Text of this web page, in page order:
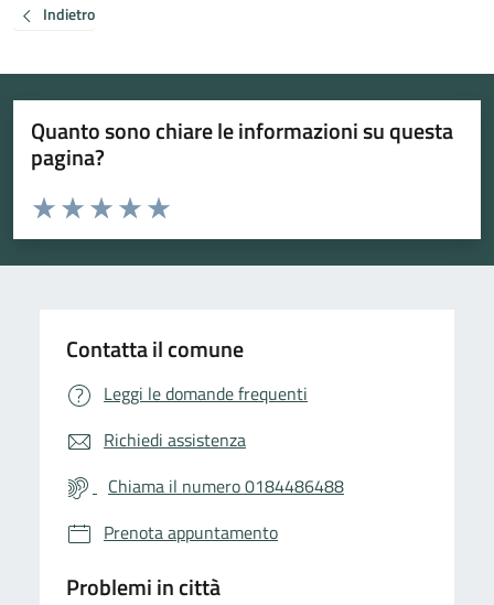
Indietro
Quanto sono chiare le informazioni su questa
pagina?
Valuta da 1 a 5 stelle la pagina
Valuta 5 stelle su 5
Valuta 4 stelle su 5
Valuta 3 stelle su 5
Valuta 2 stelle su 5
Valuta 1 stelle su 5
Contatta il comune
Leggi le domande frequenti
Richiedi assistenza
Chiama il numero 0184486488
Prenota appuntamento
Problemi in città